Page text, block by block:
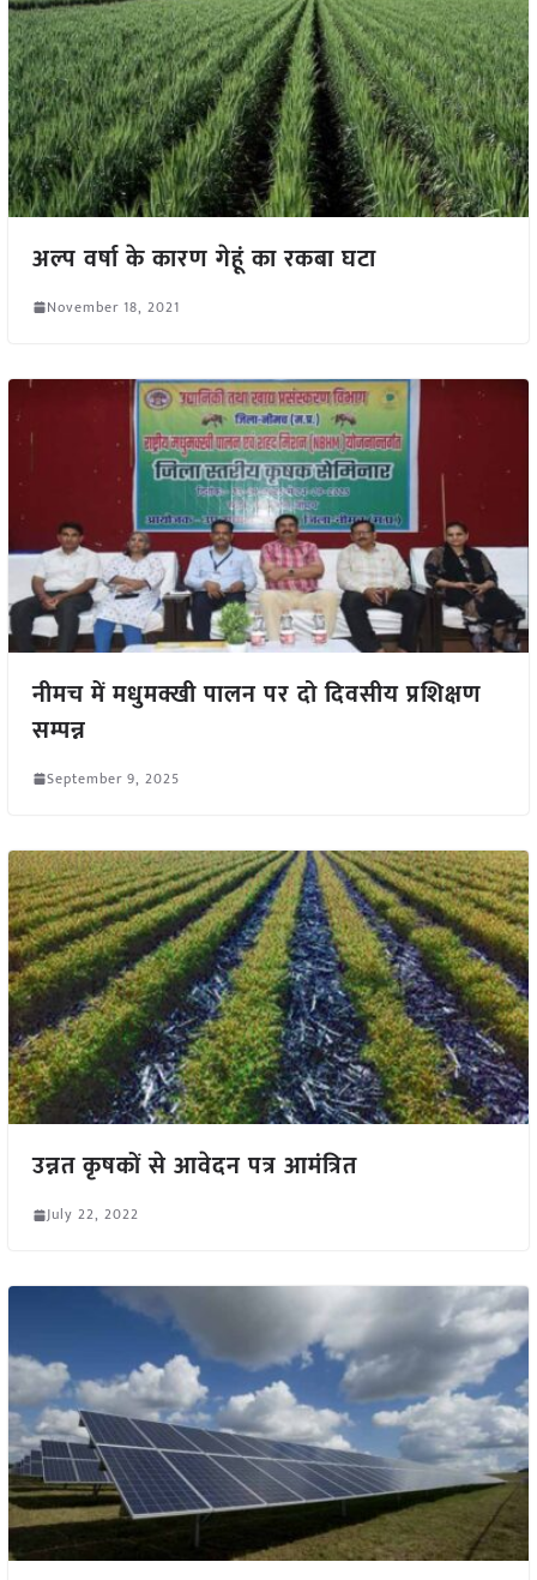
अल्प वर्षा के कारण गेहूं का रकबा घटा
November 18, 2021
नीमच में मधुमक्खी पालन पर दो दिवसीय प्रशिक्षण
सम्पन्न
September 9, 2025
उन्नत कृषकों से आवेदन पत्र आमंत्रित
July 22, 2022